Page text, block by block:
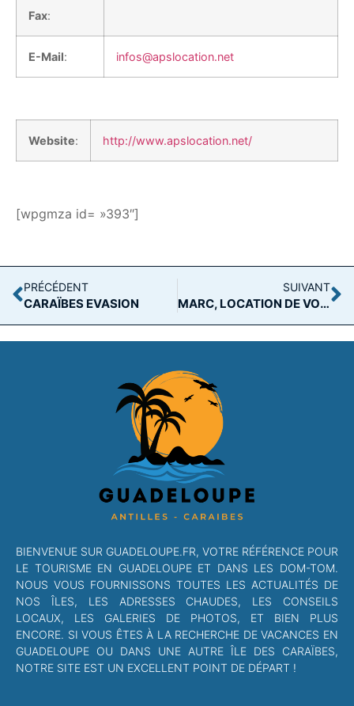
Fax:
E-Mail: infos@apslocation.net
Website: http://www.apslocation.net/
[wpgmza id= »393″]
PRÉCÉDENT
CARAÏBES EVASION
SUIVANT
MARC, LOCATION DE VOITURE AÉROPORT DE GUADELOUPE
BIENVENUE SUR GUADELOUPE.FR, VOTRE RÉFÉRENCE POUR
LE TOURISME EN GUADELOUPE ET DANS LES DOM-TOM.
NOUS VOUS FOURNISSONS TOUTES LES ACTUALITÉS DE
NOS ÎLES, LES ADRESSES CHAUDES, LES CONSEILS
LOCAUX, LES GALERIES DE PHOTOS, ET BIEN PLUS
ENCORE. SI VOUS ÊTES À LA RECHERCHE DE VACANCES EN
GUADELOUPE OU DANS UNE AUTRE ÎLE DES CARAÏBES,
NOTRE SITE EST UN EXCELLENT POINT DE DÉPART !